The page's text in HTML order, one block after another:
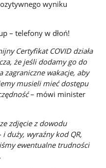
wyniku
– telefony w dłoń!
Certyfikat COVID działa
że jeśli dodamy go do
zagraniczne wakacje, aby
musieli mieć dostępu
– mówi minister
zdjęcie z dowodu
duży, wyraźny kod QR,
ewentualne trudności